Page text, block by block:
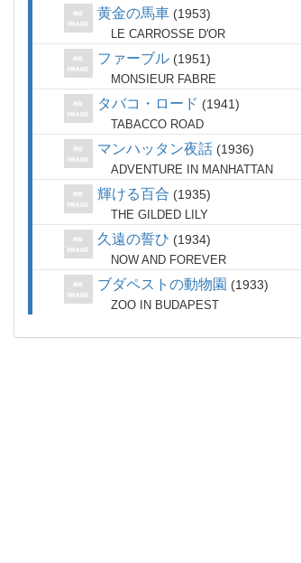
黄金の馬車 1953
LE CARROSSE D'OR
ファーブル 1951
MONSIEUR FABRE
タバコ・ロード 1941
TABACCO ROAD
マンハッタン夜話 1936
ADVENTURE IN MANHATTAN
輝ける百合 1935
THE GILDED LILY
久遠の誓ひ 1934
NOW AND FOREVER
ブダペストの動物園 1933
ZOO IN BUDAPEST